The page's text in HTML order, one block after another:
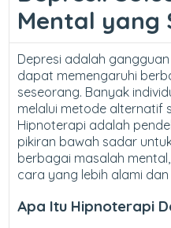
Mental yang
Depresi adalah
dapat memengaruhi
seseorang. Banyak
melalui metode alternatif
Hipnoterapi adalah
pikiran bawah sadar
berbagai masalah
cara yang lebih alami
Apa Itu Hipnoterapi